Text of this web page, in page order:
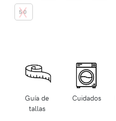
50
Guía de
tallas
Cuidados